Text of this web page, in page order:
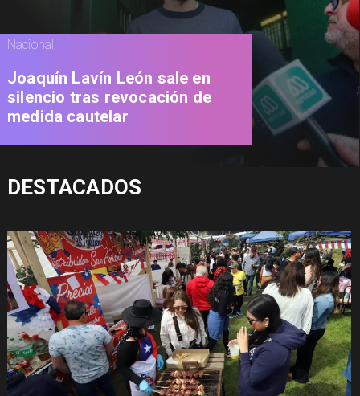
Nacional
Joaquín Lavín León sale en
silencio tras revocación de
medida cautelar
DESTACADOS